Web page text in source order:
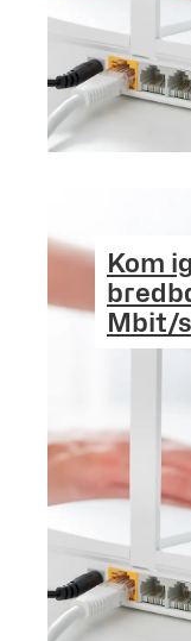
Kom
Mbit/s